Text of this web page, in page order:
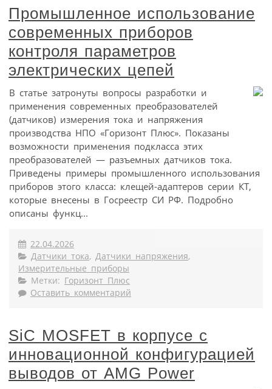
Промышленное использование
современных приборов
контроля параметров
электрических цепей
В статье затронуты вопросы разработки и
применения современных преобразователей
(датчиков) измерения тока и напряжения
производства НПО «Горизонт Плюс». Показаны
возможности применения подкласса этих
преобразователей — разъемных датчиков тока.
Приведены примеры промышленного использования
приборов этого класса: клещей-адаптеров серии КТ,
которые внесены в Госреестр СИ РФ. Подробно
описаны функц...
22.04.2026
Датчики тока, Датчики напряжения,
Измерительные приборы
Метки: Горизонт Плюс
Оставить комментарий
SiC MOSFET в корпусе с
инновационной конфигурацией
выводов от AMG Power